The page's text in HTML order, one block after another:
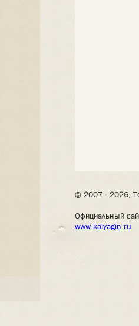
© 2007– 2026,
Официальный
www.kalyagin.ru